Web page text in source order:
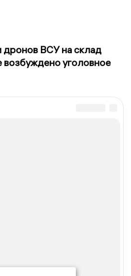
дронов ВСУ на склад
возбуждено уголовное